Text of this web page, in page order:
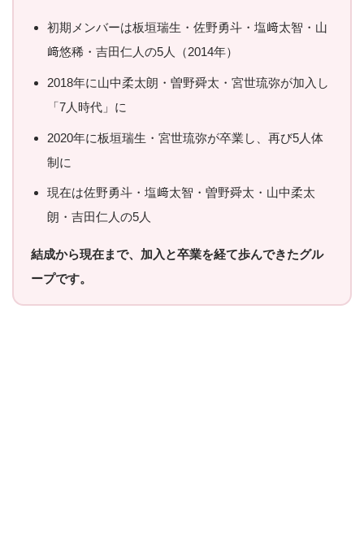
初期メンバーは板垣瑞生・佐野勇斗・塩﨑太智・山
﨑悠稀・吉田仁人の5人（2014年）
2018年に山中柔太朗・曽野舜太・宮世琉弥が加入し
「7人時代」に
2020年に板垣瑞生・宮世琉弥が卒業し、再び5人体
制に
現在は佐野勇斗・塩﨑太智・曽野舜太・山中柔太
朗・吉田仁人の5人
結成から現在まで、加入と卒業を経て歩んできたグル
ープです。